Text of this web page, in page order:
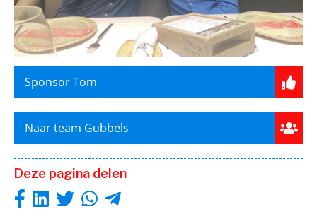
Sponsor Tom
Naar team Gubbels
Deze pagina delen